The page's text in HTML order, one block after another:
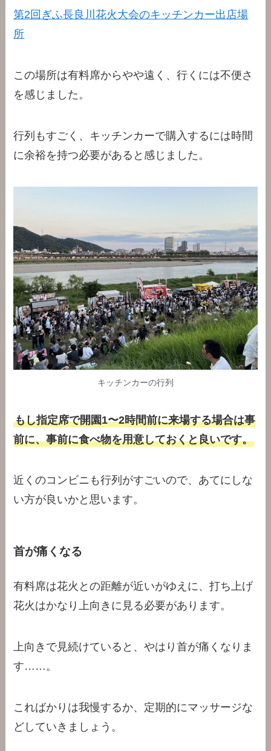
第2回ぎふ長良川花火大会のキッチンカー出店場
所
この場所は有料席からやや遠く、行くには不便さ
を感じました。
行列もすごく、キッチンカーで購入するには時間
に余裕を持つ必要があると感じました。
キッチンカーの行列
もし指定席で開園1〜2時間前に来場する場合は事
前に、事前に食べ物を用意しておくと良いです。
近くのコンビニも行列がすごいので、あてにしな
い方が良いかと思います。
首が痛くなる
有料席は花火との距離が近いがゆえに、打ち上げ
花火はかなり上向きに見る必要があります。
上向きで見続けていると、やはり首が痛くなりま
す……。
こればかりは我慢するか、定期的にマッサージな
どしていきましょう。